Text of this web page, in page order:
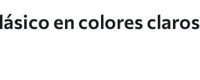
en colores claros